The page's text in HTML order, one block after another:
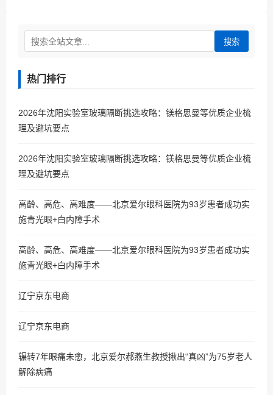
搜索
热门排行
2026年沈阳实验室玻璃隔断挑选攻略：镁格思曼等优质企业梳
理及避坑要点
2026年沈阳实验室玻璃隔断挑选攻略：镁格思曼等优质企业梳
理及避坑要点
高龄、高危、高难度——北京爱尔眼科医院为93岁患者成功实
施青光眼+白内障手术
高龄、高危、高难度——北京爱尔眼科医院为93岁患者成功实
施青光眼+白内障手术
辽宁京东电商
辽宁京东电商
辗转7年眼痛未愈，北京爱尔郝燕生教授揪出“真凶”为75岁老人
解除病痛